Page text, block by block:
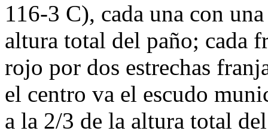
116-3 C), cada una con
altura total del paño; cada
rojo por dos estrechas
el centro va el escudo
a la 2/3 de la altura total